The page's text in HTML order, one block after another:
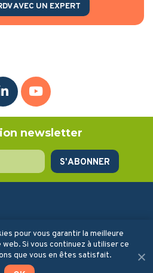
AVEC UN EXPERT
newsletter
pour vous garantir la meilleure
Si vous continuez à utiliser ce
que vous en êtes satisfait.